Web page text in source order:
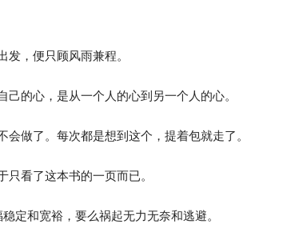
，便只顾风雨兼程。
的心，是从一个人的心到另一个人的心。
做了。每次都是想到这个，提着包就走了。
看了这本书的一页而已。
定和宽裕，要么祸起无力无奈和逃避。